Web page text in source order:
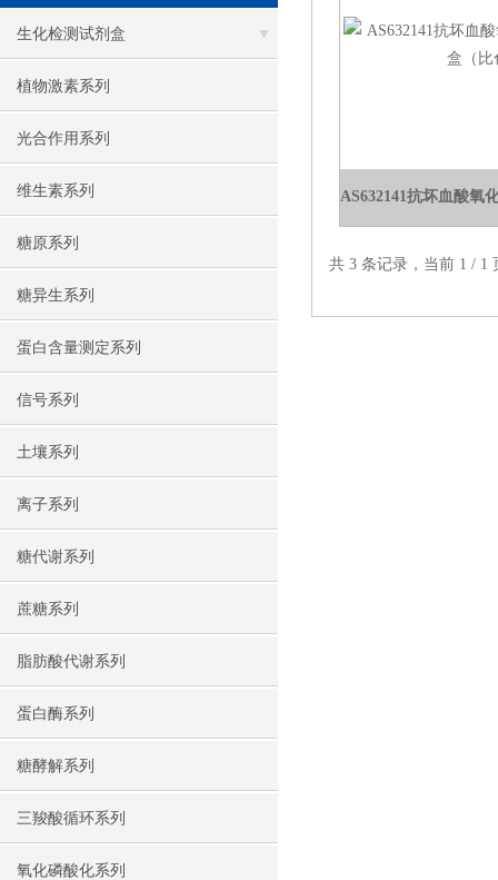
生化检测试剂盒
植物激素系列
光合作用系列
维生素系列
糖原系列
糖异生系列
蛋白含量测定系列
信号系列
土壤系列
离子系列
糖代谢系列
蔗糖系列
脂肪酸代谢系列
蛋白酶系列
糖酵解系列
三羧酸循环系列
氧化磷酸化系列
共 3 条记录，当前 1 /